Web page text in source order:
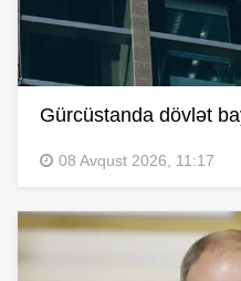
Gürcüstanda dövlət
08 Avqust 2026, 11:17